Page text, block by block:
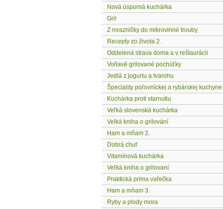
Nová úsporná kuchárka
Gril
Z mrazničky do mikrovlnné trouby
Recepty zo života 2.
Oddelená strava doma a v reštaurácii
Voňavé grilované pochúťky
Jedlá z jogurtu a tvarohu
Špeciality poľovníckej a rybárskej kuchyne
Kuchárka proti starnutiu
Veľká slovenská kuchárka
Velká kniha o grilování
Ham a mňam 2.
Dobrá chuť
Vitamínová kuchárka
Veľká kniha o grilovaní
Praktická prima vařečka
Ham a mňam 3.
Ryby a plody mora